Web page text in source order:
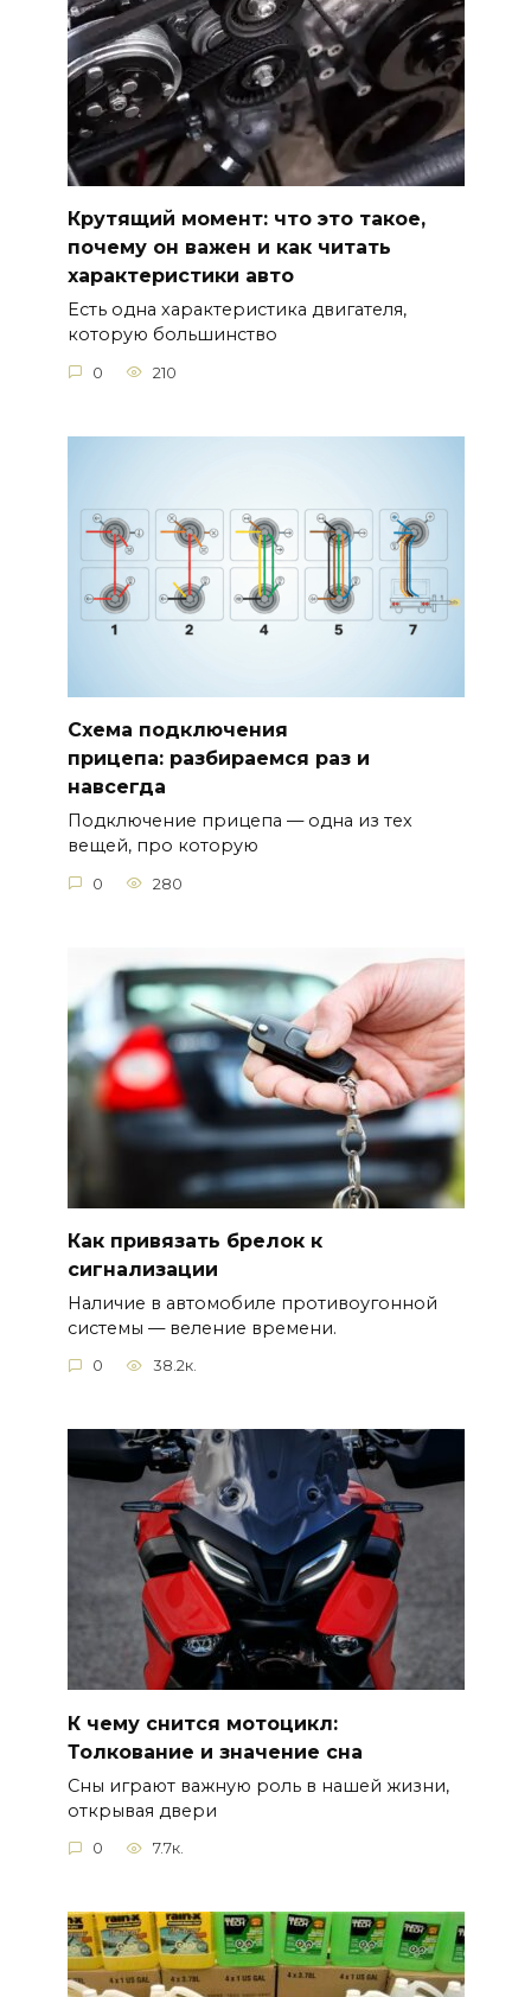
Крутящий момент: что это такое,
почему он важен и как читать
характеристики авто
Есть одна характеристика двигателя,
которую большинство
0 210
Схема подключения
прицепа: разбираемся раз и
навсегда
Подключение прицепа — одна из тех
вещей, про которую
0 280
Как привязать брелок к
сигнализации
Наличие в автомобиле противоугонной
системы — веление времени.
0 38.2к.
К чему снится мотоцикл:
Толкование и значение сна
Сны играют важную роль в нашей жизни,
открывая двери
0 7.7к.